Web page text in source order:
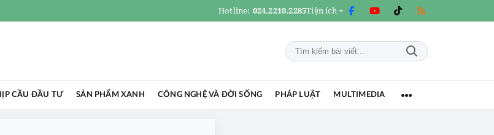
Hotline: 024.2210.2285Tiện ích
CẦU ĐẦU TƯ SẢN PHẨM XANH CÔNG NGHỆ VÀ ĐỜI SỐNG PHÁP LUẬT MULTIMEDIA